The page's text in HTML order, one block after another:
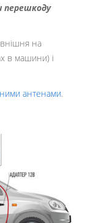
на
в машини) і
антенами.